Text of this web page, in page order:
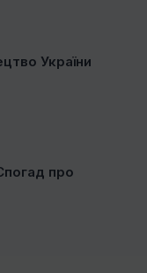
України
про